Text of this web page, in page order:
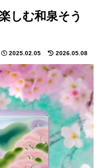
しむ和泉そう
2025.02.05 2026.05.08